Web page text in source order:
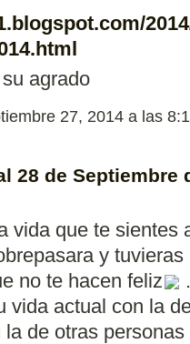
agrado
27, 2014 a las
28 de Septiembre
vida que te sientes
y tuvieras
no te hacen feliz
vida actual con la
de otras